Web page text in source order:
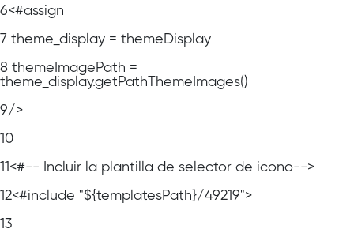
6<#assign
7 theme_display = themeDisplay
8 themeImagePath =
theme_display.getPathThemeImages()
9/>
10
11<#-- Incluir la plantilla de selector de icono-->
12<#include "${templatesPath}/49219">
13